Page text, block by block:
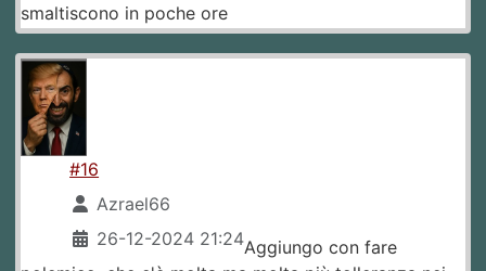
smaltiscono in poche ore
#16
Azrael66
26-12-2024 21:24Aggiungo con fare